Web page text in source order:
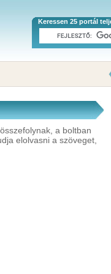
Keressen 25 portál
a boltban
elolvasni a szöveget,